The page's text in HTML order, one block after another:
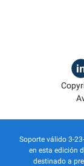
Soporte válido 3-
en esta edición
destinado a